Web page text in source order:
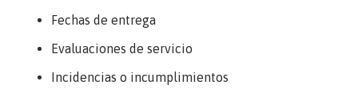
Fechas de entrega
Evaluaciones de servicio
Incidencias o incumplimientos